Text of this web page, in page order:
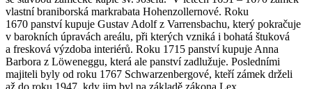
vlastní braniborská markrabata Hohenzollernové. Roku
1670 panství kupuje Gustav Adolf z Varrensbachu, který pokračuje
v barokních úpravách areálu, při kterých vzniká i bohatá štuková
a fresková výzdoba interiérů. Roku 1715 panství kupuje Anna
Barbora z Löweneggu, která ale panství zadlužuje. Posledními
majiteli byly od roku 1767 Schwarzenbergové, kteří zámek drželi